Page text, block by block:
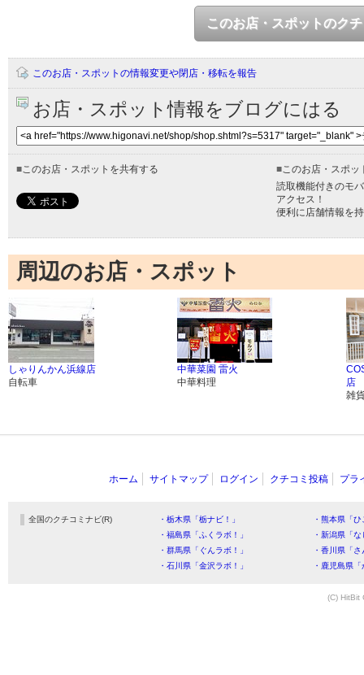
このお店・スポットのク
このお店・スポットの情報変更や閉店・移転を報告
お店・スポット情報をブログにはる
■このお店・スポットを共有する ■このお店・スポッ
読取機能付きのモ
アクセス！
便利に店舗情報を
周辺のお店・スポット
しゃりんかん浜線店
自転車
中華菜園 雷火
中華料理
店
雑
ホーム サイトマップ ログイン クチコミ投稿 プラ
全国のクチコミナビ(R) ・栃木県「栃ナビ！」
・熊本県「
・福島県「ふくラボ！」
・新潟県「
・群馬県「ぐんラボ！」
・香川県「
・石川県「金沢ラボ！」
・鹿児島県
(C) HitBit